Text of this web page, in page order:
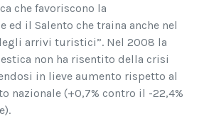
che favoriscono la
ed il Salento che traina anche nel
arrivi turistici”. Nel 2008 la
non ha risentito della crisi
in lieve aumento rispetto al
nazionale (+0,7% contro il -22,4%